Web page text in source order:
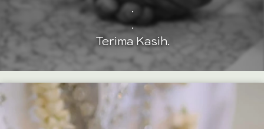
.
.
Terima Kasih.